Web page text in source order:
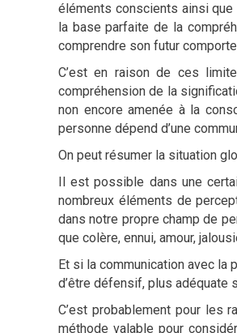
éléments conscients ainsi
la base parfaite de la
comprendre son futur
C’est en raison de ces
compréhension de la
non encore amenée à la
personne dépend d’une
On peut résumer la situation
Il est possible dans une
nombreux éléments de
dans notre propre champ de
que colère, ennui, amour,
Et si la communication avec la
d’être défensif, plus adéquate
C’est probablement pour les
méthode valable pour